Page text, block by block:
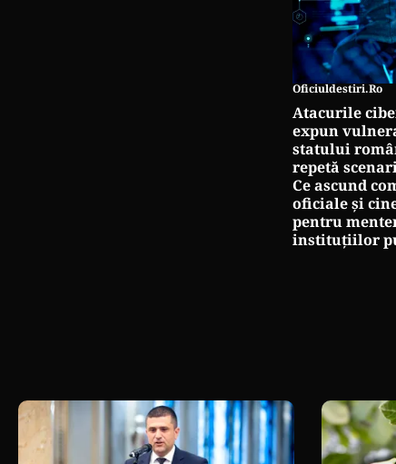
Oficiuldestiri.ro
Atacurile
expun
statului
repetă
Ce ascund
oficiale și
pentru
instituțiilor